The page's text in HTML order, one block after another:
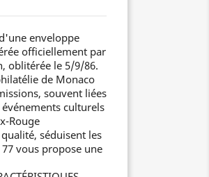
enveloppe
officiellement par
oblitérée le 5/9/86.
de Monaco
souvent liées
culturels
Rouge
séduisent les
vous propose une